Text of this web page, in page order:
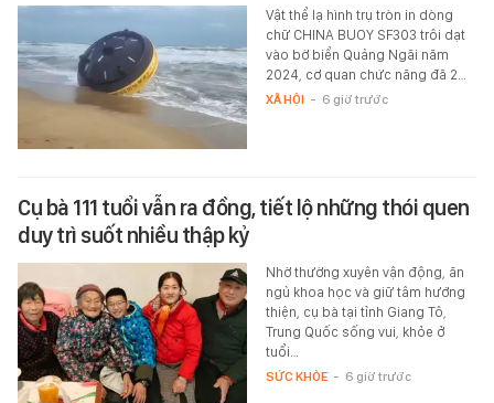
Vật thể lạ hình trụ tròn in dòng
chữ CHINA BUOY SF303 trôi dạt
vào bờ biển Quảng Ngãi năm
2024, cơ quan chức năng đã 2…
XÃ HỘI - 6 giờ trước
Cụ bà 111 tuổi vẫn ra đồng, tiết lộ những thói quen
duy trì suốt nhiều thập kỷ
Nhờ thường xuyên vận động, ăn
ngủ khoa học và giữ tâm hướng
thiện, cụ bà tại tỉnh Giang Tô,
Trung Quốc sống vui, khỏe ở
tuổi…
SỨC KHỎE - 6 giờ trước